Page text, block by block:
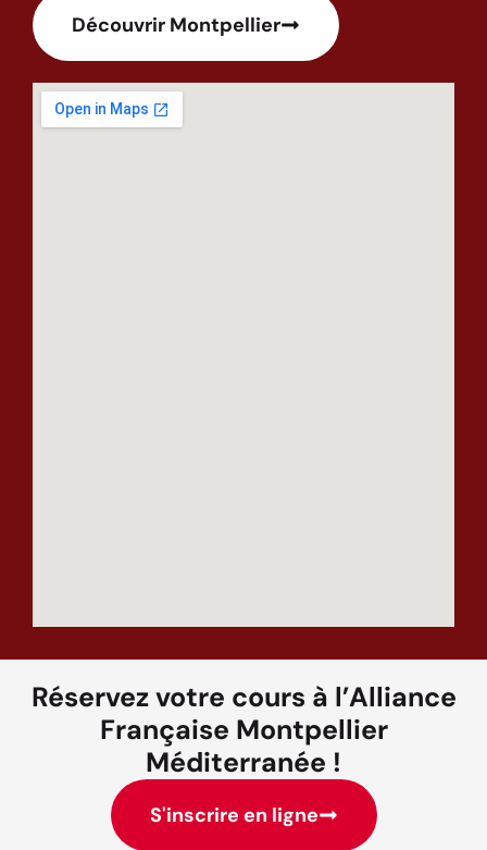
Découvrir Montpellier
Réservez votre cours à l’Alliance
Française Montpellier
Méditerranée !
S'inscrire en ligne